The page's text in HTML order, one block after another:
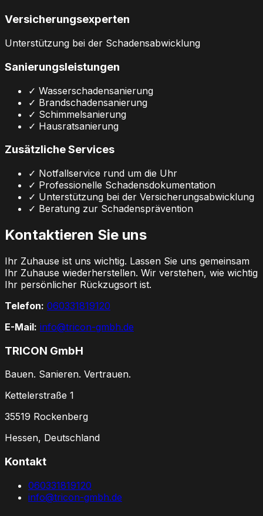
Versicherungsexperten
Unterstützung bei der Schadensabwicklung
Sanierungsleistungen
✓ Wasserschadensanierung
✓ Brandschadensanierung
✓ Schimmelsanierung
✓ Hausratsanierung
Zusätzliche Services
✓ Notfallservice rund um die Uhr
✓ Professionelle Schadensdokumentation
✓ Unterstützung bei der Versicherungsabwicklung
✓ Beratung zur Schadensprävention
Kontaktieren Sie uns
Ihr Zuhause ist uns wichtig. Lassen Sie uns gemeinsam
Ihr Zuhause wiederherstellen. Wir verstehen, wie wichtig
Ihr persönlicher Rückzugsort ist.
Telefon: 060331819120
E-Mail: info@tricon-gmbh.de
TRICON GmbH
Bauen. Sanieren. Vertrauen.
Kettelerstraße 1
35519 Rockenberg
Hessen, Deutschland
Kontakt
060331819120
info@tricon-gmbh.de